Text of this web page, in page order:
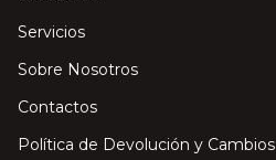
Servicios
Sobre Nosotros
Contactos
Política de Devolución y Cambios